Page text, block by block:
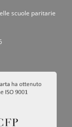
scuole paritarie